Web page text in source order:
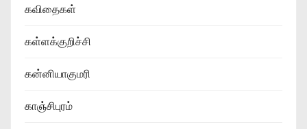
கவிதைகள்
கள்ளக்குறிச்சி
கன்னியாகுமரி
காஞ்சிபுரம்